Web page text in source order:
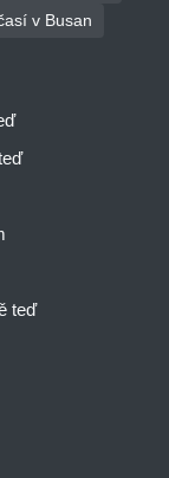
v Busan
teď